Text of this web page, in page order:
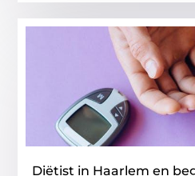
Diëtist in Haarlem en